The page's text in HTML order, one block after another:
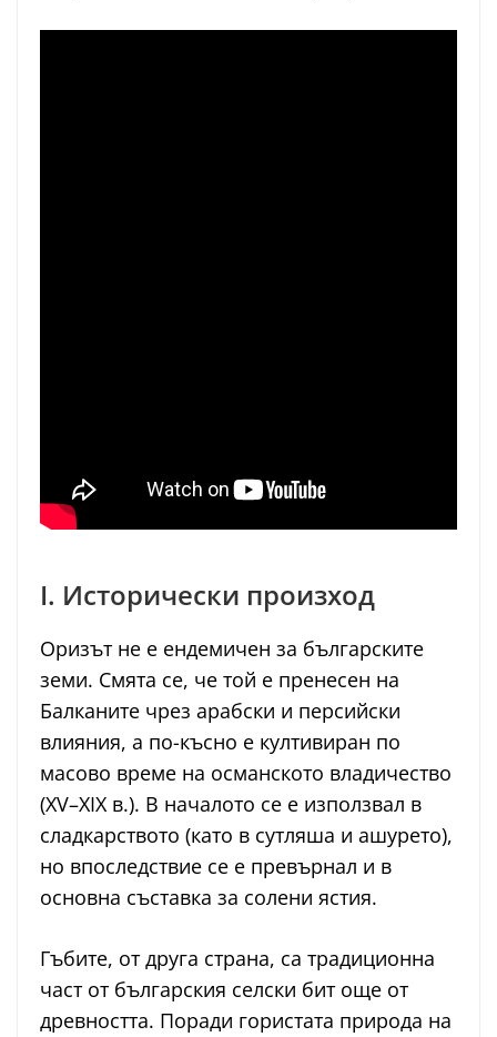
I. Исторически произход
Оризът не е ендемичен за българските
земи. Смята се, че той е пренесен на
Балканите чрез арабски и персийски
влияния, а по-късно е култивиран по
масово време на османското владичество
(XV–XIX в.). В началото се е използвал в
сладкарството (като в сутляша и ашурето),
но впоследствие се е превърнал и в
основна съставка за солени ястия.
Гъбите, от друга страна, са традиционна
част от българския селски бит още от
древността. Поради гористата природа на